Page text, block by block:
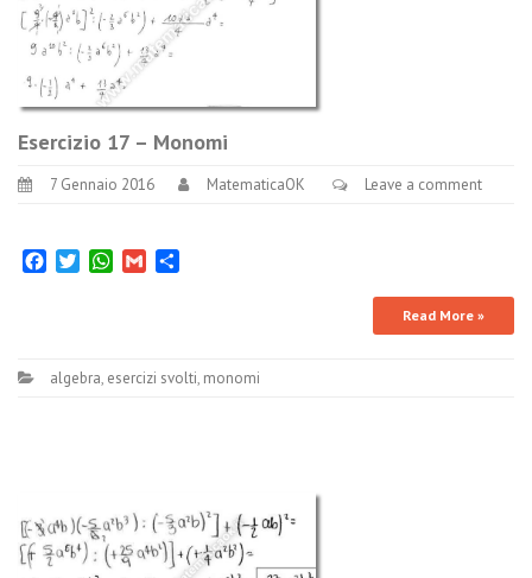
Esercizio 17 – Monomi
7 Gennaio 2016 MatematicaOK Leave a comment
FacebookTwitterWhatsApp
Gmail
Read More »
algebra, esercizi svolti, monomi